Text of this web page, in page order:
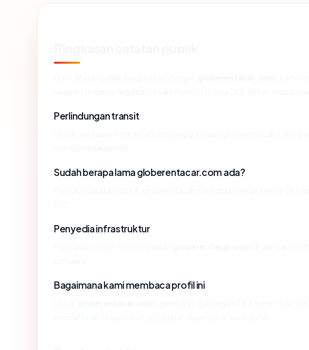
Perlindungan transit
Sudah berapa lama globerentacar.com ada?
Penyedia infrastruktur
Bagaimana kami membaca profil ini